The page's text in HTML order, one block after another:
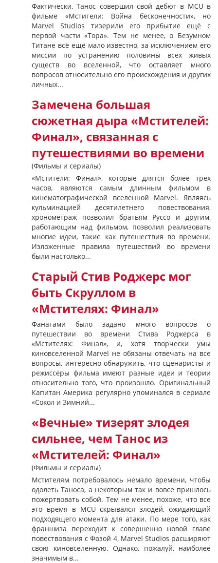
Фактически, Танос совершил свой дебют в MCU в
фильме «Мстители: Война бесконечности», но
Marvel Studios тизерили его прибытие ещё с
первой части «Тора». Тем не менее, о Безумном
Титане всё ещё мало известно, за исключением его
миссии по устранению половины всех живых
существ во вселенной, что оставляет много
вопросов относительно его происхождения и других
личных...
Замечена большая
сюжетная дыра «Мстителей:
Финал», связанная с
путешествиями во времени
(Фильмы и сериалы)
«Мстители: Финал», которые длятся более трех
часов, являются самым длинным фильмом в
кинематографической вселенной Marvel. Являясь
кульминацией десятилетнего повествования,
хронометраж позволил братьям Руссо и другим,
работающим над фильмом, позволил реализовать
многие идеи, такие как путешествия во времени.
Изложенные правила путешествий во времени
были настолько...
Старый Стив Роджерс мог
быть Скруллом в
«Мстителях: Финал»
Фанатами было задано много вопросов о
путешествии во времени Стива Роджерса в
«Мстителях: Финал», и, хотя творчески умы
киновселенной Marvel не обязаны отвечать на все
вопросы, интересно обнаружить, что сценаристы и
режиссёры фильма имеют разные идеи и теории
относительно того, что произошло. Оригинальный
Капитан Америка регулярно упоминался в сериале
«Сокол и Зимний...
«Вечные» тизерят злодея
сильнее, чем Танос из
«Мстителей: Финал»
(Фильмы и сериалы)
Мстителям потребовалось немало времени, чтобы
одолеть Таноса, а некоторым так и вовсе пришлось
пожертвовать собой. Тем не менее, похоже, что все
это время в MCU скрывался злодей, ожидающий
подходящего момента для атаки. По мере того, как
франшиза переходит к совершенно новой главе
повествования с Фазой 4, Marvel Studios расширяют
свою киновселенную. Однако, пожалуй, наиболее
значимым в...